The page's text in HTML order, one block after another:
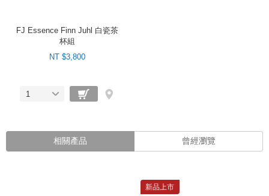
FJ Essence Finn Juhl 白瓷茶
杯組
NT $3,800
1
相關產品 曾經瀏覽
新品上市